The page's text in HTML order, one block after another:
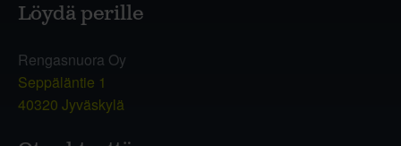
Löydä perille
Rengasnuora Oy
Seppäläntie 1
40320 Jyväskylä